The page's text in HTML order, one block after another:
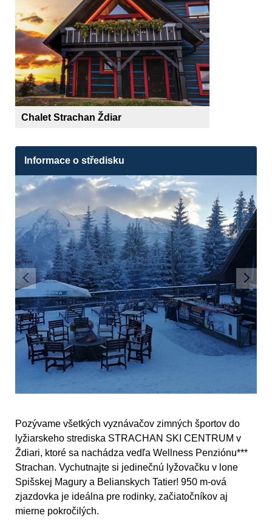
Chalet Strachan Ždiar
Informace o středisku
Pozývame všetkých vyznávačov zimných športov do
lyžiarskeho strediska STRACHAN SKI CENTRUM v
Ždiari, ktoré sa nachádza vedľa Wellness Penziónu***
Strachan. Vychutnajte si jedinečnú lyžovačku v lone
Spišskej Magury a Belianskych Tatier! 950 m-ová
zjazdovka je ideálna pre rodinky, začiatočníkov aj
mierne pokročilých.